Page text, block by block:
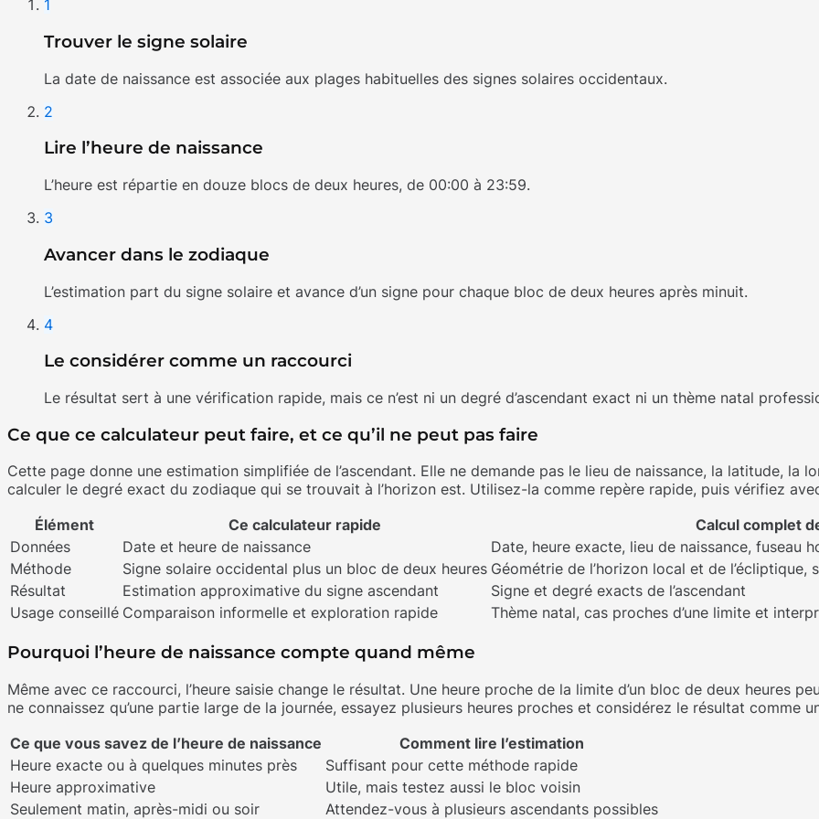
1
Trouver le signe solaire
La date de naissance est associée aux plages habituelles des signes solaires occidentaux.
2
Lire l’heure de naissance
L’heure est répartie en douze blocs de deux heures, de 00:00 à 23:59.
3
Avancer dans le zodiaque
L’estimation part du signe solaire et avance d’un signe pour chaque bloc de deux heures après minuit.
4
Le considérer comme un raccourci
Le résultat sert à une vérification rapide, mais ce n’est ni un degré d’ascendant exact ni un thème natal
Ce que ce calculateur peut faire, et ce qu’il ne peut pas faire
Cette page donne une estimation simplifiée de l’ascendant. Elle ne demande pas le lieu de naissance, la latitude, la
calculer le degré exact du zodiaque qui se trouvait à l’horizon est. Utilisez-la comme repère rapide, puis vérifiez
Élément
Ce calculateur rapide
Calcul complet
Données
Date et heure de naissance
Date, heure exacte, lieu de naissance, fuseau
Méthode
Signe solaire occidental plus un bloc de deux heures Géométrie de l’horizon local et de
Résultat
Estimation approximative du signe ascendant
Signe et degré exacts de l’ascendant
Usage conseillé Comparaison informelle et exploration rapide Thème natal, cas proches d’une limite et
Pourquoi l’heure de naissance compte quand même
Même avec ce raccourci, l’heure saisie change le résultat. Une heure proche de la limite d’un bloc de deux heures
ne connaissez qu’une partie large de la journée, essayez plusieurs heures proches et considérez le résultat comme
Ce que vous savez de l’heure de naissance
Comment lire l’estimation
Heure exacte ou à quelques minutes près
Suffisant pour cette méthode rapide
Heure approximative
Utile, mais testez aussi le bloc voisin
Seulement matin, après-midi ou soir
Attendez-vous à plusieurs ascendants possibles